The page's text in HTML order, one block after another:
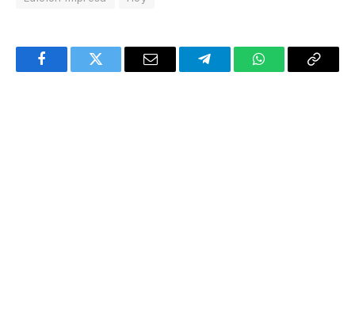
FacebookTwitter Email TelegramWhatsAppCopy